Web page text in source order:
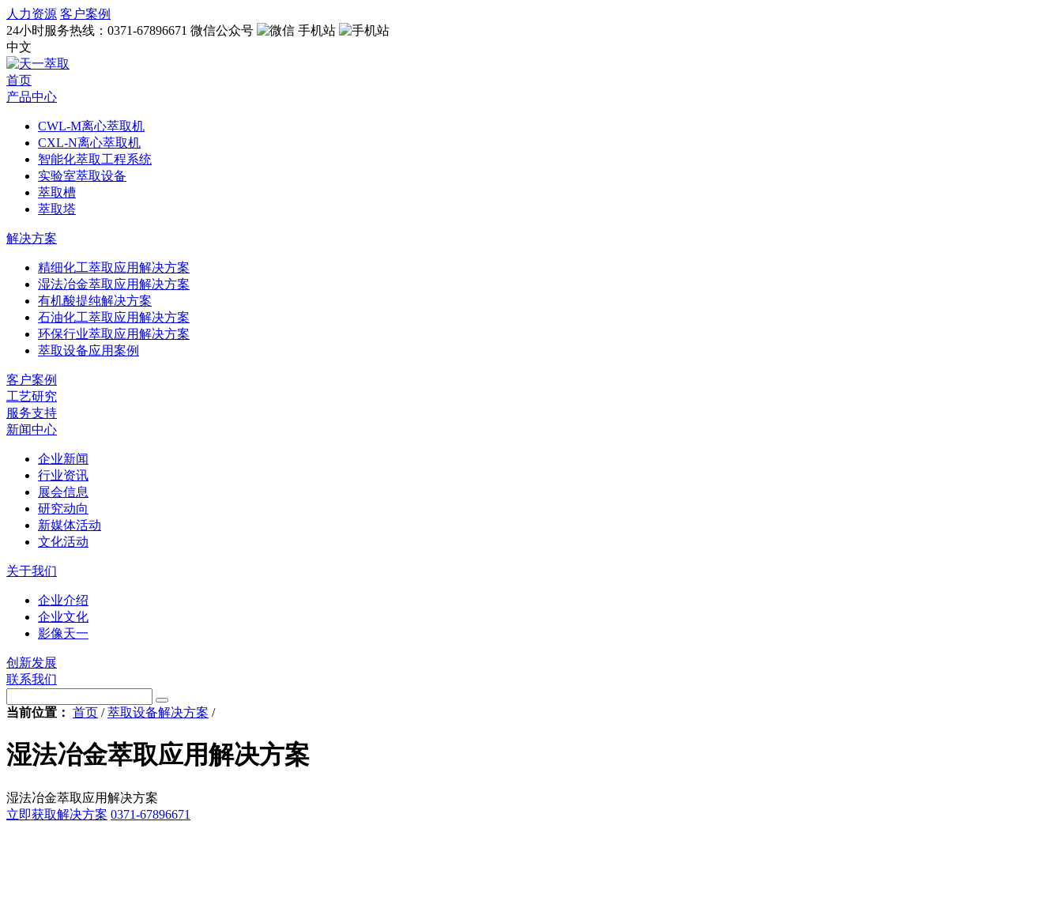
人力资源 客户案例
24小时服务热线： 0371-67896671 微信公众号
手机站
中文
首页
产品中心
CWL-M离心萃取机
CXL-N离心萃取机
智能化萃取工程系统
实验室萃取设备
萃取槽
萃取塔
解决方案
精细化工萃取应用解决方案
湿法冶金萃取应用解决方案
有机酸提纯解决方案
石油化工萃取应用解决方案
环保行业萃取应用解决方案
萃取设备应用案例
客户案例
工艺研究
服务支持
新闻中心
企业新闻
行业资讯
展会信息
研究动向
新媒体活动
文化活动
关于我们
企业介绍
企业文化
影像天一
创新发展
联系我们
当前位置： 首页 / 萃取设备解决方案 /
湿法冶金萃取应用解决方案
湿法冶金萃取应用解决方案
立即获取解决方案 0371-67896671